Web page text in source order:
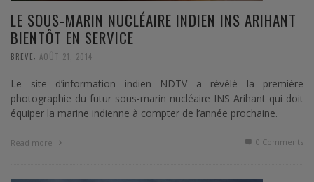
LE SOUS-MARIN NUCLÉAIRE INDIEN INS ARIHANT
BIENTÔT EN SERVICE
BREVE AOÛT 21, 2014
Le site d’information indien NDTV a révélé la première
photographie du futur sous-marin nucléaire INS Arihant qui doit
équiper la marine indienne à compter de l’année prochaine.
Read more 0 Comments